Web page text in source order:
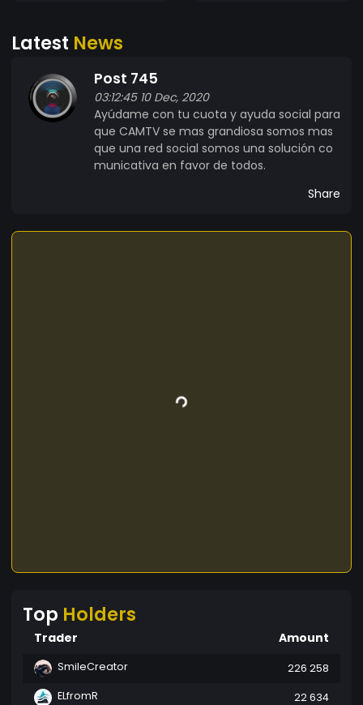
Latest News
Post 745
03:12:45 10 Dec, 2020
Ayúdame con tu cuota y ayuda social para
que CAMTV se mas grandiosa somos mas
que una red social somos una solución co
municativa en favor de todos.
Share
Top Holders
Trader Amount
SmileCreator
226 258
ELfromR
22 634